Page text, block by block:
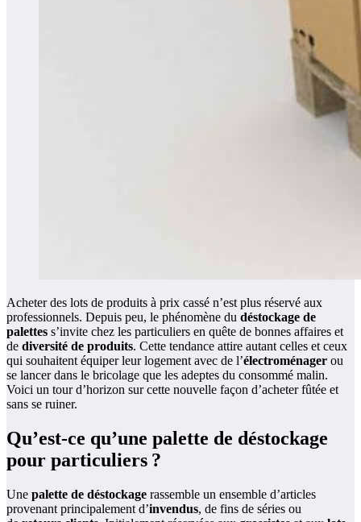
Acheter des lots de produits à prix cassé n’est plus réservé aux
professionnels. Depuis peu, le phénomène du déstockage de
palettes s’invite chez les particuliers en quête de bonnes affaires et
de diversité de produits. Cette tendance attire autant celles et ceux
qui souhaitent équiper leur logement avec de l’électroménager ou
se lancer dans le bricolage que les adeptes du consommé malin.
Voici un tour d’horizon sur cette nouvelle façon d’acheter fûtée et
sans se ruiner.
Qu’est-ce qu’une palette de déstockage
pour particuliers ?
Une palette de déstockage rassemble un ensemble d’articles
provenant principalement d’invendus, de fins de séries ou